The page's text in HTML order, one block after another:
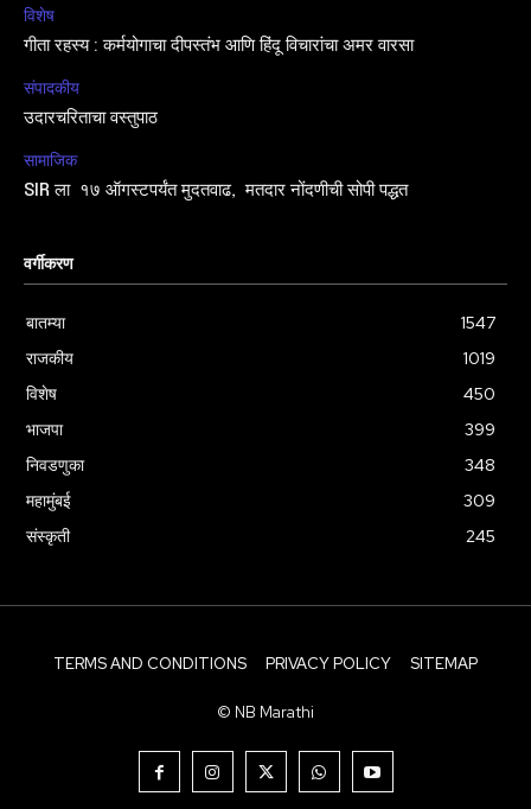
विशेष
गीता रहस्य : कर्मयोगाचा दीपस्तंभ आणि हिंदू विचारांचा अमर वारसा
संपादकीय
उदारचरिताचा वस्तुपाठ
सामाजिक
SIR ला १७ ऑगस्टपर्यंत मुदतवाढ, मतदार नोंदणीची सोपी पद्धत
वर्गीकरण
बातम्या
1547
राजकीय
1019
विशेष
450
भाजपा
399
निवडणुका
348
महामुंबई
309
संस्कृती
245
TERMS AND CONDITIONS PRIVACY POLICY SITEMAP
© NB Marathi